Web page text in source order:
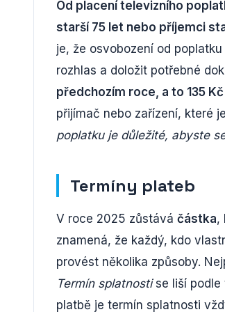
Od placení televizního
starší 75 let nebo příjemci
je, že osvobození od
rozhlas a doložit potřebné
předchozím roce, a to 135
přijímač nebo zařízení, které
poplatku je důležité, abyste
Termíny plateb
V roce 2025 zůstává částka,
znamená, že každý, kdo
provést několika způsoby.
Termín splatnostise liší podle
platbě je termín splatnosti